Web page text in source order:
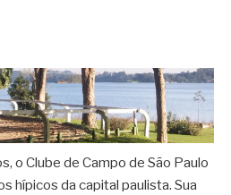
o Clube de Campo de São Paulo
hípicos da capital paulista. Sua